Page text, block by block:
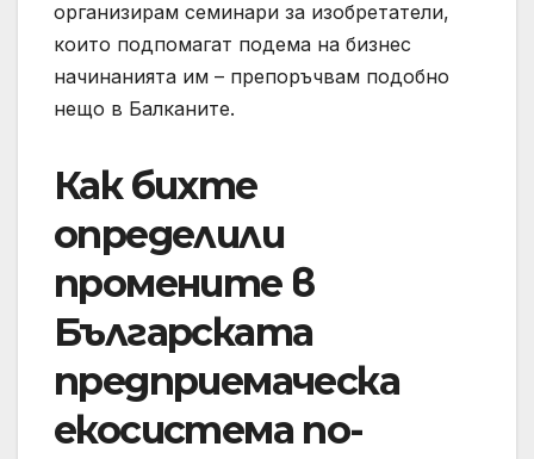
организирам семинари за изобретатели,
които подпомагат подема на бизнес
начинанията им – препоръчвам подобно
нещо в Балканите.
Как бихте
определили
промените в
Българската
предприемаческа
екосистема по-